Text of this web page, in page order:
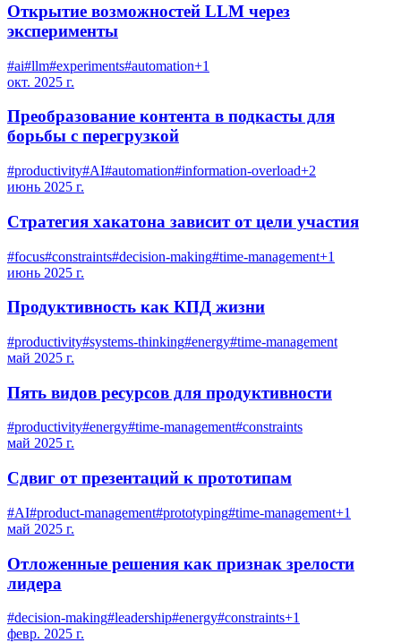
Открытие возможностей LLM через
эксперименты
#ai#llm#experiments#automation+1
окт. 2025 г.
Преобразование контента в подкасты для
борьбы с перегрузкой
#productivity#AI#automation#information-overload+2
июнь 2025 г.
Стратегия хакатона зависит от цели участия
#focus#constraints#decision-making#time-management+1
июнь 2025 г.
Продуктивность как КПД жизни
#productivity#systems-thinking#energy#time-management
май 2025 г.
Пять видов ресурсов для продуктивности
#productivity#energy#time-management#constraints
май 2025 г.
Сдвиг от презентаций к прототипам
#AI#product-management#prototyping#time-management+1
май 2025 г.
Отложенные решения как признак зрелости
лидера
#decision-making#leadership#energy#constraints+1
февр. 2025 г.